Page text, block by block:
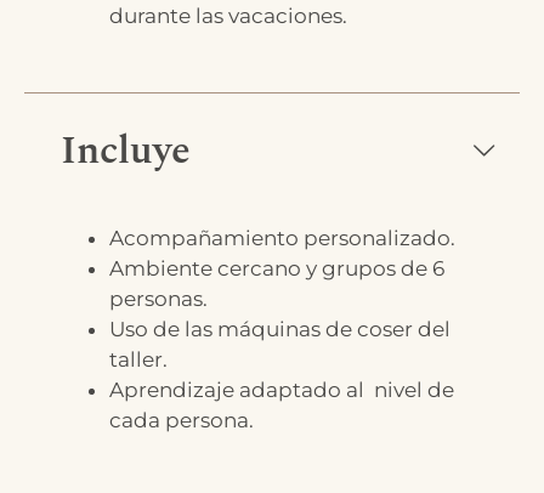
durante las vacaciones.
Incluye
Acompañamiento personalizado.
Ambiente cercano y grupos de 6
personas.
Uso de las máquinas de coser del
taller.
Aprendizaje adaptado al nivel de
cada persona.